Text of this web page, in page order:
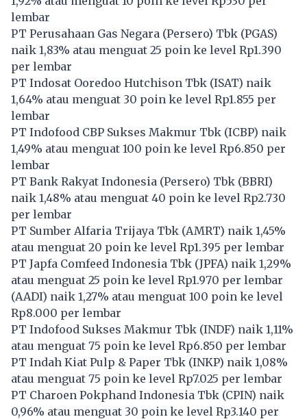
lembar
PT Perusahaan Gas Negara (Persero) Tbk (PGAS)
naik 1,83% atau menguat 25 poin ke level Rp1.390
per lembar
PT Indosat Ooredoo Hutchison Tbk (ISAT) naik
1,64% atau menguat 30 poin ke level Rp1.855 per
lembar
PT Indofood CBP Sukses Makmur Tbk (ICBP) naik
1,49% atau menguat 100 poin ke level Rp6.850 per
lembar
PT Bank Rakyat Indonesia (Persero) Tbk (BBRI)
naik 1,48% atau menguat 40 poin ke level Rp2.730
per lembar
PT Sumber Alfaria Trijaya Tbk (AMRT) naik 1,45%
atau menguat 20 poin ke level Rp1.395 per lembar
PT Japfa Comfeed Indonesia Tbk (JPFA) naik 1,29%
atau menguat 25 poin ke level Rp1.970 per lembar
(AADI) naik 1,27% atau menguat 100 poin ke level
Rp8.000 per lembar
PT Indofood Sukses Makmur Tbk (INDF) naik 1,11%
atau menguat 75 poin ke level Rp6.850 per lembar
PT Indah Kiat Pulp & Paper Tbk (INKP) naik 1,08%
atau menguat 75 poin ke level Rp7.025 per lembar
PT Charoen Pokphand Indonesia Tbk (CPIN) naik
0,96% atau menguat 30 poin ke level Rp3.140 per